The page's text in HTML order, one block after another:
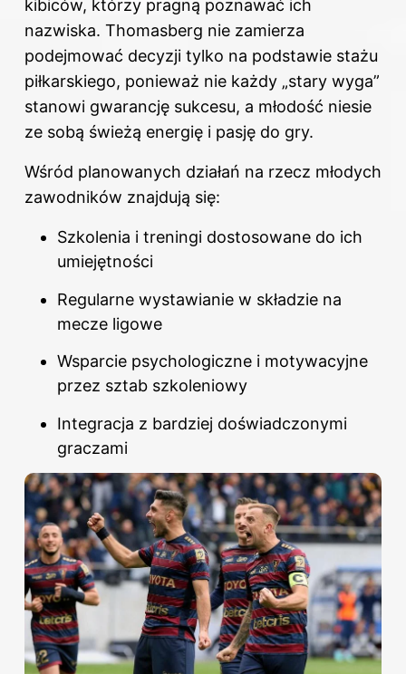
kibiców, którzy pragną poznawać ich
nazwiska. Thomasberg nie zamierza
podejmować decyzji tylko na podstawie stażu
piłkarskiego, ponieważ nie każdy „stary wyga”
stanowi gwarancję sukcesu, a młodość niesie
ze sobą świeżą energię i pasję do gry.
Wśród planowanych działań na rzecz młodych
zawodników znajdują się:
Szkolenia i treningi dostosowane do ich
umiejętności
Regularne wystawianie w składzie na
mecze ligowe
Wsparcie psychologiczne i motywacyjne
przez sztab szkoleniowy
Integracja z bardziej doświadczonymi
graczami